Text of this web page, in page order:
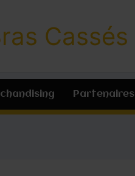
Cassés
Partenaires